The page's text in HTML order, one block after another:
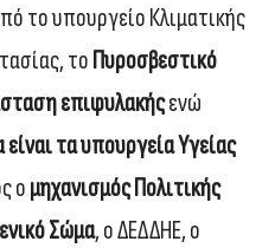
το υπουργείο Κλιματικής
το Πυροσβεστικό
επιφυλακήςενώ
τα υπουργεία Υγείας
ο μηχανισμός Πολιτικής
Σώμα, ο ΔΕΔΔΗΕ, ο